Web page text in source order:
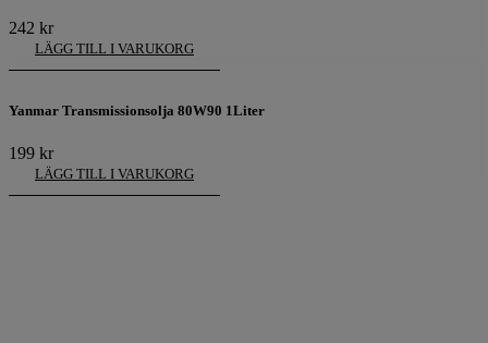
242 kr
LÄGG TILL I VARUKORG
Yanmar Transmissionsolja 80W90 1Liter
199 kr
LÄGG TILL I VARUKORG